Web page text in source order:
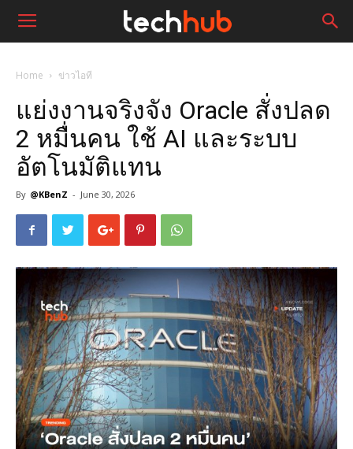
Home ข่าวไอที
แย่งงานจริงจัง Oracle สั่งปลด
2 หมื่นคน ใช้ AI และระบบ
อัตโนมัติแทน
By @KBenZ - June 30, 2026